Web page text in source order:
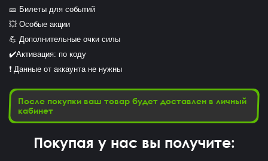
🎫 Билеты для событий
💥 Особые акции
💪 Дополнительные очки силы
✔️Активация: по коду
❗️ Данные от аккаунта не нужны
После покупки ваш товар будет доставлен в личный
кабинет
Покупая у нас вы получите: